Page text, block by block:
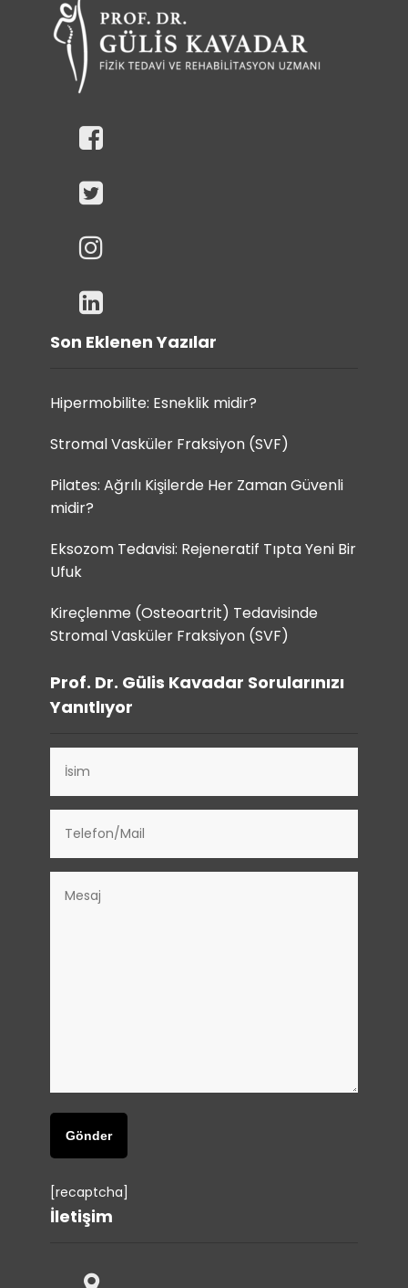
Son Eklenen Yazılar
Hipermobilite: Esneklik midir?
Stromal Vasküler Fraksiyon (SVF)
Pilates: Ağrılı Kişilerde Her Zaman Güvenli
midir?
Eksozom Tedavisi: Rejeneratif Tıpta Yeni Bir
Ufuk
Kireçlenme (Osteoartrit) Tedavisinde
Stromal Vasküler Fraksiyon (SVF)
Prof. Dr. Gülis Kavadar Sorularınızı
Yanıtlıyor
[recaptcha]
İletişim